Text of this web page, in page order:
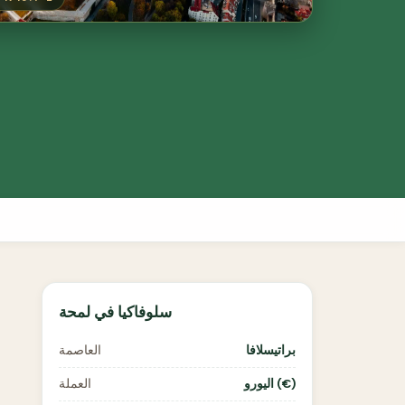
سلوفاكيا في لمحة
العاصمة براتيسلافا
العملة اليورو (€)